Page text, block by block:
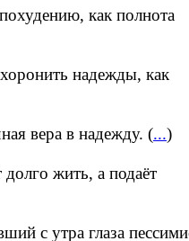
как полнота
надежды, как
вера в надежду. (...)
жить, а подаёт
с утра глаза